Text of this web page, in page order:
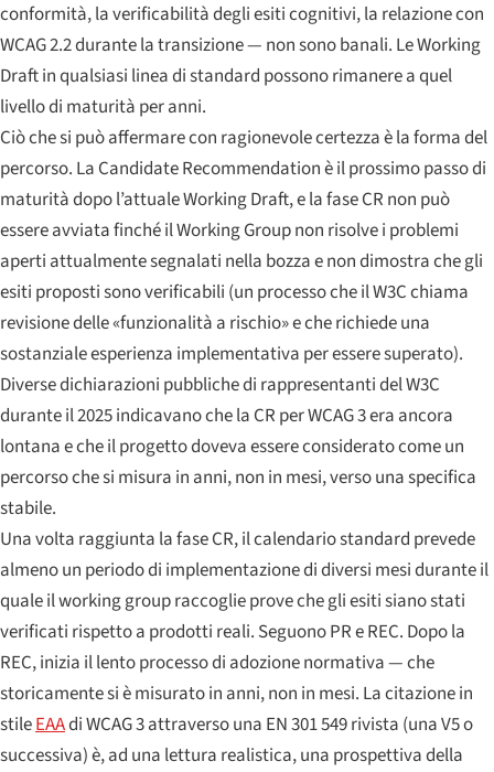
conformità, la verificabilità degli esiti cognitivi, la relazione con
WCAG 2.2 durante la transizione — non sono banali. Le Working
Draft in qualsiasi linea di standard possono rimanere a quel
livello di maturità per anni.
Ciò che si può affermare con ragionevole certezza è la forma del
percorso. La Candidate Recommendation è il prossimo passo di
maturità dopo l’attuale Working Draft, e la fase CR non può
essere avviata finché il Working Group non risolve i problemi
aperti attualmente segnalati nella bozza e non dimostra che gli
esiti proposti sonoverificabili (un processo che il W3C chiama
revisione delle «funzionalità a rischio» e che richiede una
sostanziale esperienza implementativa per essere superato).
Diverse dichiarazioni pubbliche di rappresentanti del W3C
durante il 2025 indicavano che la CR per WCAG 3 era ancora
lontana e che il progetto doveva essere considerato come un
percorso che si misura in anni, non in mesi, verso una specifica
stabile.
Una volta raggiunta la fase CR, il calendario standard prevede
almeno un periodo di implementazione di diversi mesi durante il
quale il working group raccoglie prove che gli esiti siano stati
verificati rispetto a prodotti reali. Seguono PR e REC. Dopo la
REC, inizia il lento processo di adozione normativa — che
storicamente si è misurato in anni, non in mesi. La citazione in
stileEAAdi WCAG 3 attraverso una EN 301 549 rivista (una V5 o
successiva) è, ad una lettura realistica, una prospettiva della